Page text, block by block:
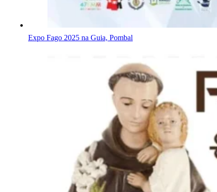
Expo Fago 2025 na Guia, Pombal